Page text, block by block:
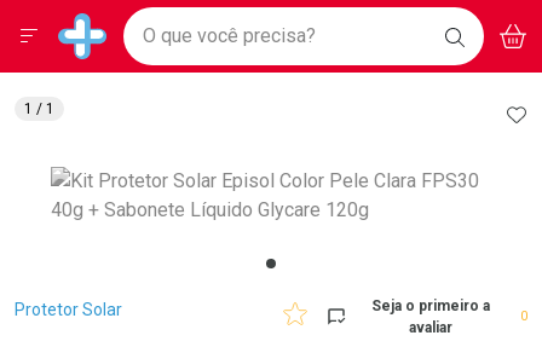
Drogarias Pacheco
Baixe nosso APP e aproveite Ofertas Exclusivas!
BAIXE
O APP
Ir direto para a home
pela página
Ir direto para o conteúdo
Ir direto para a busca
Ir direto para a conta
Ir direto para a notificações
Ir direto para o carrinho
Ir direto para o menu
Faça a sua busca
O que você precisa? BUSCAR
Menu
Breadcrumb
Protetor Solar
Seja o primeiro a
avaliar
0
1 / 1